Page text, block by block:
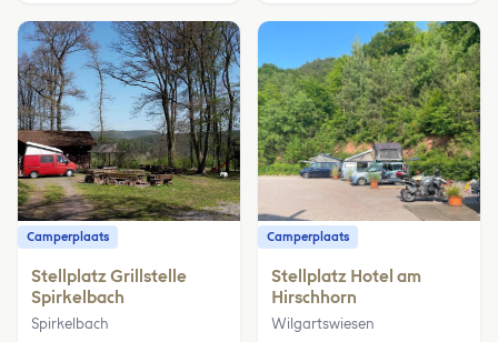
Camperplaats
Stellplatz Grillstelle
Spirkelbach
Spirkelbach
Camperplaats
Stellplatz Hotel am
Hirschhorn
Wilgartswiesen